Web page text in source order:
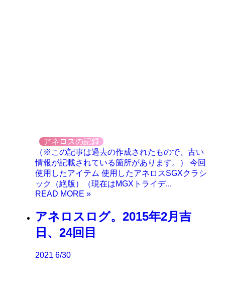
アネロスの記録
（※この記事は過去の作成されたもので、古い
情報が記載されている箇所があります。） 今回
使用したアイテム 使用したアネロスSGXクラシ
ック（絶版）（現在はMGXトライデ...
アネロスログ。2015年2月吉
日、24回目
2021 6/30